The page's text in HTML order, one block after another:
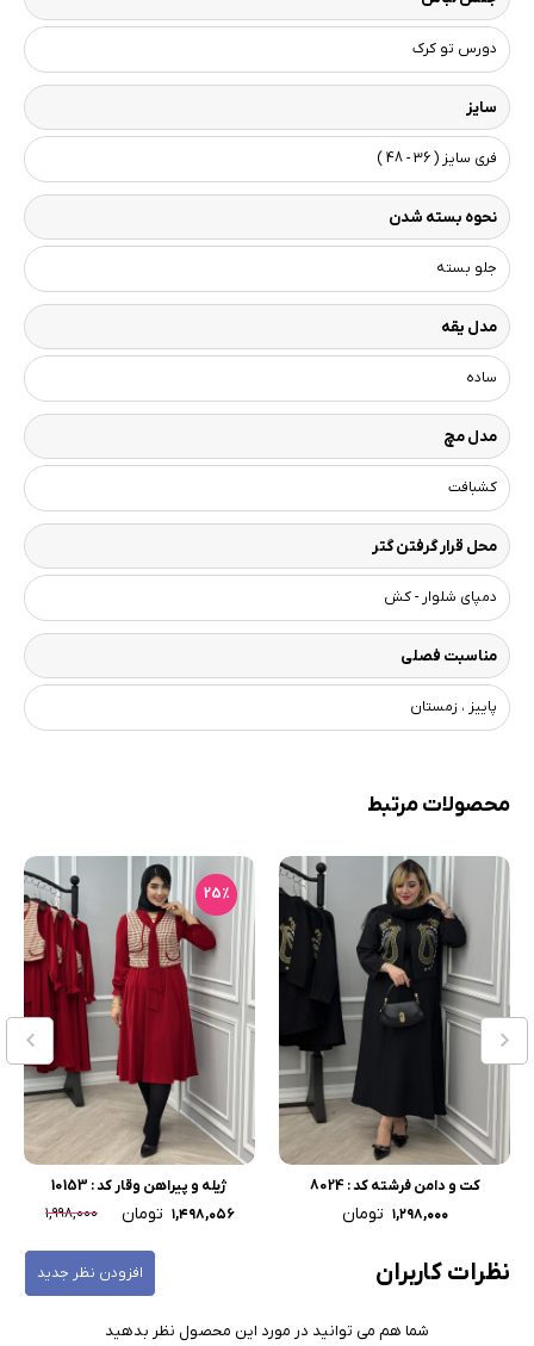
دورس تو کرک
سایز
فری سایز ( 36 - 48 )
نحوه بسته شدن
جلو بسته
مدل یقه
ساده
مدل مچ
کشبافت
محل قرار گرفتن گتر
دمپای شلوار - کش
مناسبت فصلی
پاییز ، زمستان
محصولات مرتبط
کت و دامن فرشته کد : 8024
۱,۲۹۸,۰۰۰ تومان
25٪
ژیله و پیراهن وقار کد : 10153
۱,۴۹۸,۰۵۶ تومان ۱,۹۹۸,۰۰۰
نظرات کاربران افزودن نظر جدید
شما هم می توانید در مورد این محصول نظر بدهید